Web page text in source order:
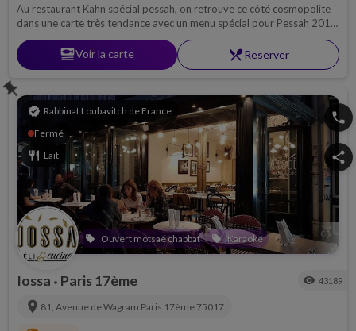
Au restaurant Kahn spécial pessah, on retrouve ce côté cosmopolite
dans une carte très tendance avec un menu spécial pour Pessah 2018
où se côtoient gastronomie française, cuisine bistro, burger chic et
saveurs du monde...
set_mealVoir la carte restaurant_menuReserver
verified Rabbinat Loubavitch de France
Fermé
restaurant Lait
local_offer Ouvert motsae chabbat local_offer Karaoké
phone
share
Iossa • Paris 17ème visibility 43189
location_on 81, Avenue de Wagram Paris 17ème 75017